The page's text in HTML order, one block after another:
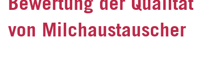
von Milchaustauscher